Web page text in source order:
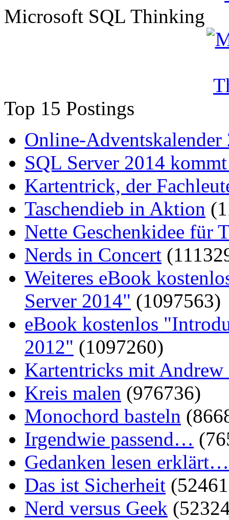
Microsoft SQL Thinking
Top 15 Postings
Online-Adventskalender
SQL Server 2014
Kartentrick, der
Taschendieb in Aktion
Nette Geschenkidee für
Nerds in Concert
Weiteres eBook
Server 2014" (1097563)
eBook kostenlos
2012" (1097260)
Kartentricks mit
Kreis malen (976736)
Monochord basteln
Irgendwie passend…
Gedanken lesen erklärt…
Das ist Sicherheit
Nerd versus Geek